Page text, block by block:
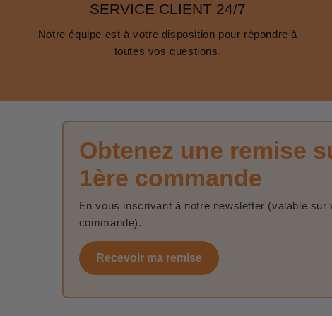
SERVICE CLIENT 24/7
Notre équipe est à votre disposition pour répondre à
toutes vos questions.
Obtenez une remise
1ère commande
En vous inscrivant à notre newsletter (valable sur
commande).
Recevoir ma remise